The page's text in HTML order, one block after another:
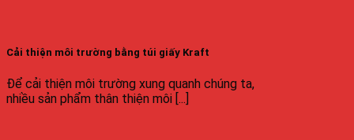
Cải thiện môi trường bằng túi giấy Kraft
Để cải thiện môi trường xung quanh chúng ta,
nhiều sản phẩm thân thiện môi [...]